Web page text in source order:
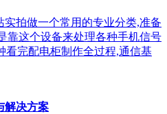
实拍做一个常用的专业分类,准备
靠这个设备来处理各种手机信号
看完配电柜制作全过程,通信基
解决方案